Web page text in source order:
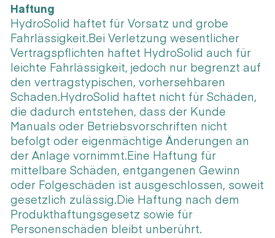
Haftung
HydroSolid haftet für Vorsatz und grobe
Fahrlässigkeit.Bei Verletzung wesentlicher
Vertragspflichten haftet HydroSolid auch für
leichte Fahrlässigkeit, jedoch nur begrenzt auf
den vertragstypischen, vorhersehbaren
Schaden.HydroSolid haftet nicht für Schäden,
die dadurch entstehen, dass der Kunde
Manuals oder Betriebsvorschriften nicht
befolgt oder eigenmächtige Änderungen an
der Anlage vornimmt.Eine Haftung für
mittelbare Schäden, entgangenen Gewinn
oder Folgeschäden ist ausgeschlossen, soweit
gesetzlich zulässig.Die Haftung nach dem
Produkthaftungsgesetz sowie für
Personenschäden bleibt unberührt.